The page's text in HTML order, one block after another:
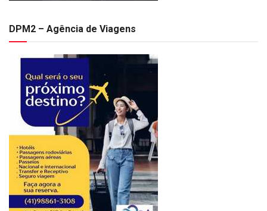
DPM2 – Agência de Viagens